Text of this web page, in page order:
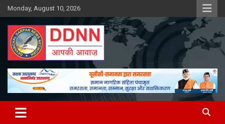
Skip
to
content
Monday, August 10, 2026
DDNN